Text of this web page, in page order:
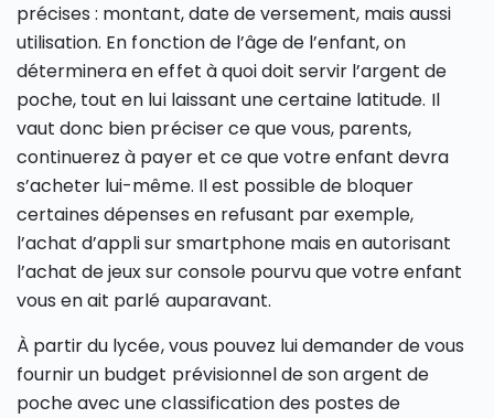
précises : montant, date de versement, mais aussi
utilisation. En fonction de l’âge de l’enfant, on
déterminera en effet à quoi doit servir l’argent de
poche, tout en lui laissant une certaine latitude. Il
vaut donc bien préciser ce que vous, parents,
continuerez à payer et ce que votre enfant devra
s’acheter lui-même. Il est possible de bloquer
certaines dépenses en refusant par exemple,
l’achat d’appli sur smartphone mais en autorisant
l’achat de jeux sur console pourvu que votre enfant
vous en ait parlé auparavant.
À partir du lycée, vous pouvez lui demander de vous
fournir un budget prévisionnel de son argent de
poche avec une classification des postes de